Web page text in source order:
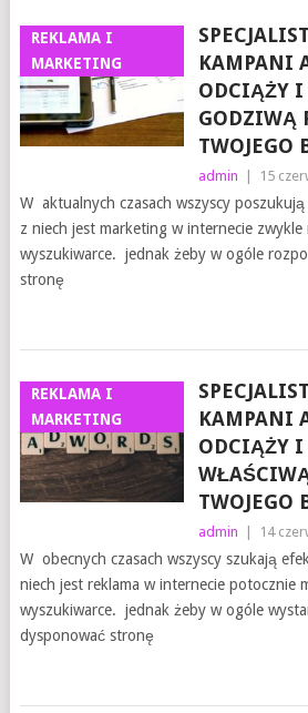
REKLAMA I
MARKETING
KAMPANI
ODCIĄŻY I
GODZIWĄ
TWOJEGO
admin 15
W aktualnych czasach wszyscy
z niech jest marketing w internecie
wyszukiwarce. jednak żeby w ogóle
stronę
REKLAMA I
MARKETING
KAMPANI
ODCIĄŻY I
TWOJEGO
admin 14
W obecnych czasach wszyscy szukają
niech jest reklama w internecie potocznie
wyszukiwarce. jednak żeby w ogóle
dysponować stronę